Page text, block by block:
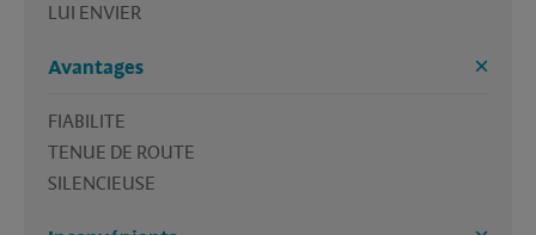
LUI ENVIER
Avantages
FIABILITE
TENUE DE ROUTE
SILENCIEUSE